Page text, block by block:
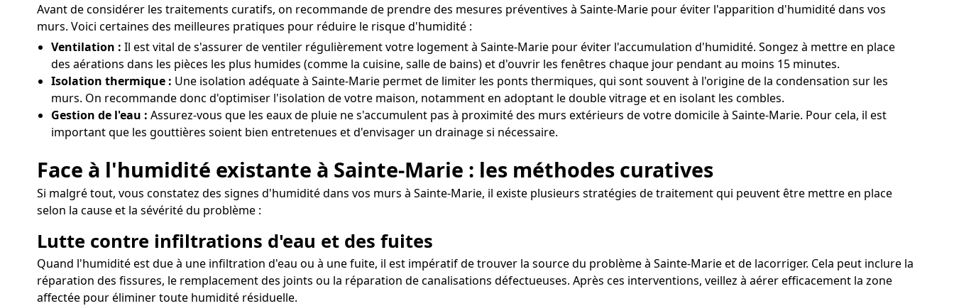
Avant de considérer les traitements curatifs, on recommande de prendre des mesures préventives à Sainte-Marie pour éviter l'apparition d'humidité dans vos
murs. Voici certaines des meilleures pratiques pour réduire le risque d'humidité :
Ventilation : Il est vital de s'assurer de ventiler régulièrement votre logement à Sainte-Marie pour éviter l'accumulation d'humidité. Songez à mettre en place
des aérations dans les pièces les plus humides (comme la cuisine, salle de bains) et d'ouvrir les fenêtres chaque jour pendant au moins 15 minutes.
Isolation thermique : Une isolation adéquate à Sainte-Marie permet de limiter les ponts thermiques, qui sont souvent à l'origine de la condensation sur les
murs. On recommande donc d'optimiser l'isolation de votre maison, notamment en adoptant le double vitrage et en isolant les combles.
Gestion de l'eau : Assurez-vous que les eaux de pluie ne s'accumulent pas à proximité des murs extérieurs de votre domicile à Sainte-Marie. Pour cela, il est
important que les gouttières soient bien entretenues et d'envisager un drainage si nécessaire.
Face à l'humidité existante à Sainte-Marie : les méthodes curatives
Si malgré tout, vous constatez des signes d'humidité dans vos murs à Sainte-Marie, il existe plusieurs stratégies de traitement qui peuvent être mettre en place
selon la cause et la sévérité du problème :
Lutte contre infiltrations d'eau et des fuites
Quand l'humidité est due à une infiltration d'eau ou à une fuite, il est impératif de trouver la source du problème à Sainte-Marie et de lacorriger. Cela peut inclure la
réparation des fissures, le remplacement des joints ou la réparation de canalisations défectueuses. Après ces interventions, veillez à aérer efficacement la zone
affectée pour éliminer toute humidité résiduelle.